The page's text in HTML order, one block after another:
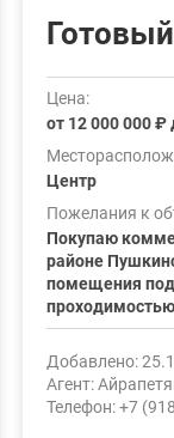
Цена:
от 12 000 000 ₽
Центр
Пожелания к
Покупаю
районе
помещения под
Добавлено:
Агент:
Телефон: +7